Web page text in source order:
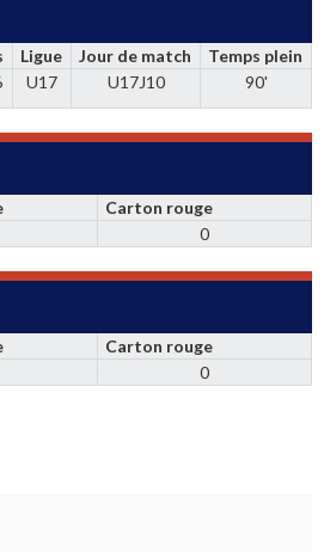
Ligue Jour de match
Temps plein
U17 U17J10 90'
Carton rouge
0
Carton rouge
0